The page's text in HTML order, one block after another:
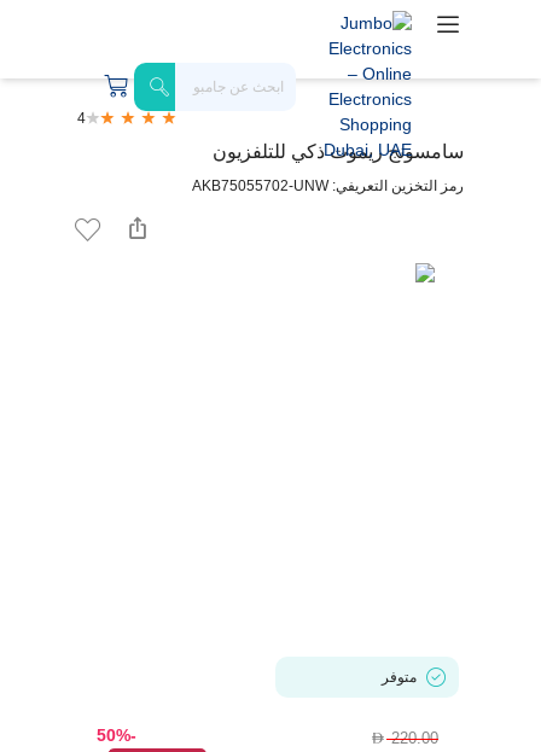
4
سامسونج ريموت ذكي للتلفزيون
رمز التخزين التعريفي: AKB75055702-UNW
متوفر
D220.00
-50%